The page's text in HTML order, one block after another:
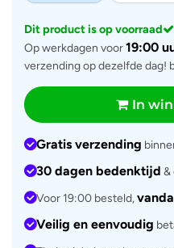
Dit product is op voorraad
Op werkdagen voor19:00
verzending op dezelfde dag!
In
Gratis verzending
30 dagen bedenktijd &
Voor 19:00 besteld,
Veilig en eenvoudig